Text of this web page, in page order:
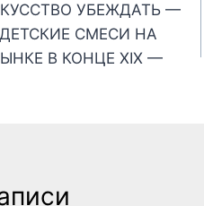
УБЕЖДАТЬ —
СМЕСИ НА
В КОНЦЕ XIX —